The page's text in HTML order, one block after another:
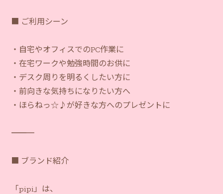
■ ご利用シーン
・自宅やオフィスでのPC作業に
・在宅ワークや勉強時間のお供に
・デスク周りを明るくしたい方に
・前向きな気持ちになりたい方へ
・ほらねっ☆♪が好きな方へのプレゼントに
―――――――――――
■ ブランド紹介
「pipi」は、